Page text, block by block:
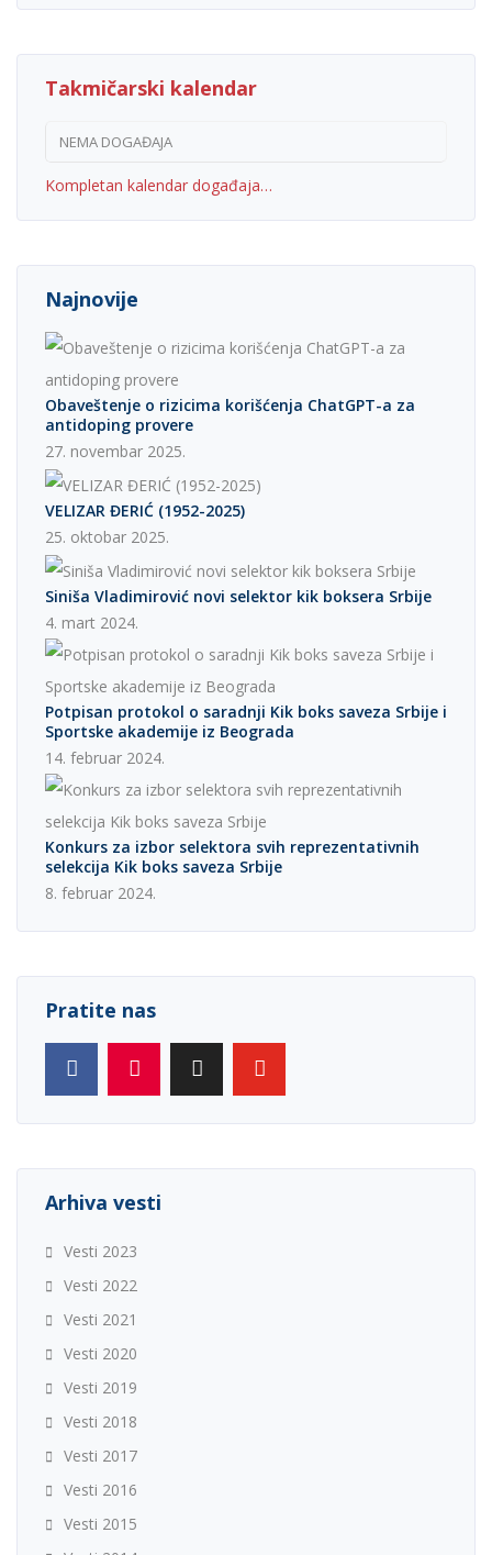
Takmičarski kalendar
NEMA DOGAĐAJA
Kompletan kalendar događaja…
Najnovije
Obaveštenje o rizicima korišćenja ChatGPT-a za
antidoping provere
27. novembar 2025.
VELIZAR ĐERIĆ (1952-2025)
25. oktobar 2025.
Siniša Vladimirović novi selektor kik boksera Srbije
4. mart 2024.
Potpisan protokol o saradnji Kik boks saveza Srbije i
Sportske akademije iz Beograda
14. februar 2024.
Konkurs za izbor selektora svih reprezentativnih
selekcija Kik boks saveza Srbije
8. februar 2024.
Pratite nas
Arhiva vesti
Vesti 2023
Vesti 2022
Vesti 2021
Vesti 2020
Vesti 2019
Vesti 2018
Vesti 2017
Vesti 2016
Vesti 2015